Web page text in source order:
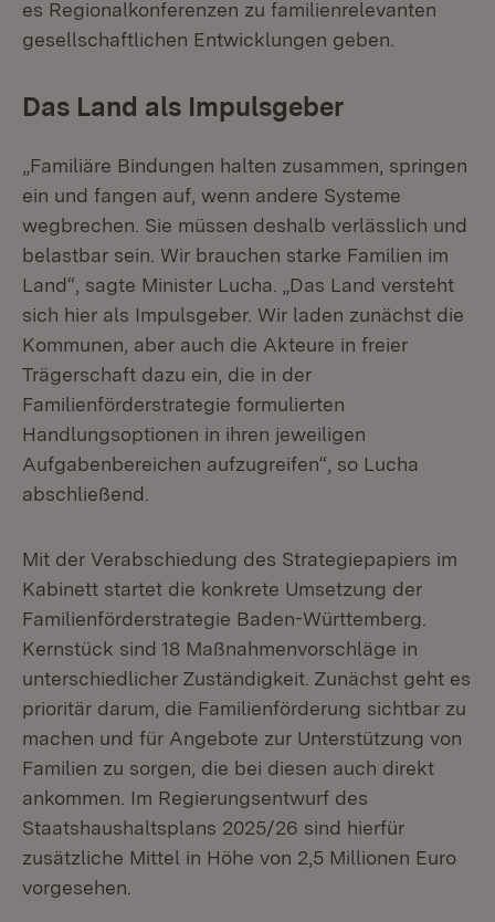
es Regionalkonferenzen zu familienrelevanten
gesellschaftlichen Entwicklungen geben.
Das Land als Impulsgeber
„Familiäre Bindungen halten zusammen, springen
ein und fangen auf, wenn andere Systeme
wegbrechen. Sie müssen deshalb verlässlich und
belastbar sein. Wir brauchen starke Familien im
Land“, sagte Minister Lucha. „Das Land versteht
sich hier als Impulsgeber. Wir laden zunächst die
Kommunen, aber auch die Akteure in freier
Trägerschaft dazu ein, die in der
Familienförderstrategie formulierten
Handlungsoptionen in ihren jeweiligen
Aufgabenbereichen aufzugreifen“, so Lucha
abschließend.
Mit der Verabschiedung des Strategiepapiers im
Kabinett startet die konkrete Umsetzung der
Familienförderstrategie Baden-Württemberg.
Kernstück sind 18 Maßnahmenvorschläge in
unterschiedlicher Zuständigkeit. Zunächst geht es
prioritär darum, die Familienförderung sichtbar zu
machen und für Angebote zur Unterstützung von
Familien zu sorgen, die bei diesen auch direkt
ankommen. Im Regierungsentwurf des
Staatshaushaltsplans 2025/26 sind hierfür
zusätzliche Mittel in Höhe von 2,5 Millionen Euro
vorgesehen.